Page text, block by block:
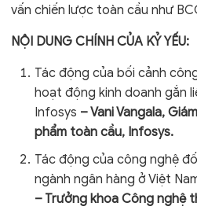
vấn chiến lược toàn cầu như
NỘI DUNG CHÍNH CỦA KỶ YẾU:
Tác động của bối cảnh
hoạt động kinh doanh gắn
Infosys – Vani Vangala,
phẩm toàn cầu, Infosys.
Tác động của công nghệ
ngành ngân hàng ở Việt
– Trưởng khoa Công nghệ